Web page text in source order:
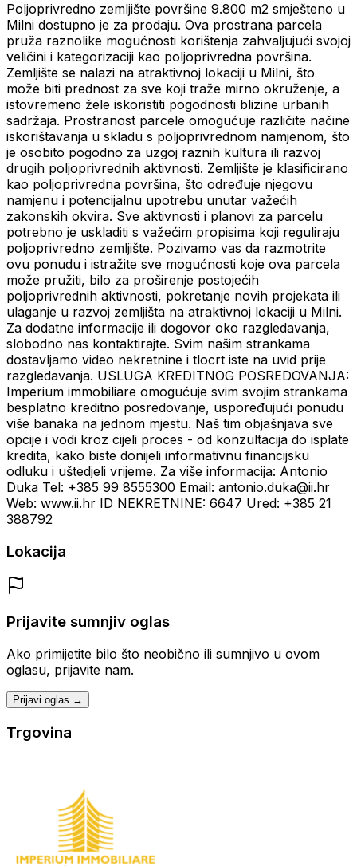
Poljoprivredno zemljište površine 9.800 m2 smješteno u
Milni dostupno je za prodaju. Ova prostrana parcela
pruža raznolike mogućnosti korištenja zahvaljujući svojoj
veličini i kategorizaciji kao poljoprivredna površina.
Zemljište se nalazi na atraktivnoj lokaciji u Milni, što
može biti prednost za sve koji traže mirno okruženje, a
istovremeno žele iskoristiti pogodnosti blizine urbanih
sadržaja. Prostranost parcele omogućuje različite načine
iskorištavanja u skladu s poljoprivrednom namjenom, što
je osobito pogodno za uzgoj raznih kultura ili razvoj
drugih poljoprivrednih aktivnosti. Zemljište je klasificirano
kao poljoprivredna površina, što određuje njegovu
namjenu i potencijalnu upotrebu unutar važećih
zakonskih okvira. Sve aktivnosti i planovi za parcelu
potrebno je uskladiti s važećim propisima koji reguliraju
poljoprivredno zemljište. Pozivamo vas da razmotrite
ovu ponudu i istražite sve mogućnosti koje ova parcela
može pružiti, bilo za proširenje postojećih
poljoprivrednih aktivnosti, pokretanje novih projekata ili
ulaganje u razvoj zemljišta na atraktivnoj lokaciji u Milni.
Za dodatne informacije ili dogovor oko razgledavanja,
slobodno nas kontaktirajte. Svim našim strankama
dostavljamo video nekretnine i tlocrt iste na uvid prije
razgledavanja. USLUGA KREDITNOG POSREDOVANJA:
Imperium immobiliare omogućuje svim svojim strankama
besplatno kreditno posredovanje, uspoređujući ponudu
više banaka na jednom mjestu. Naš tim objašnjava sve
opcije i vodi kroz cijeli proces - od konzultacija do isplate
kredita, kako biste donijeli informativnu financijsku
odluku i uštedjeli vrijeme. Za više informacija: Antonio
Duka Tel: +385 99 8555300 Email: antonio.duka@ii.hr
Web: www.ii.hr ID NEKRETNINE: 6647 Ured: +385 21
388792
Lokacija
Prijavite sumnjiv oglas
Ako primijetite bilo što neobično ili sumnjivo u ovom
oglasu, prijavite nam.
Prijavi oglas →
Trgovina